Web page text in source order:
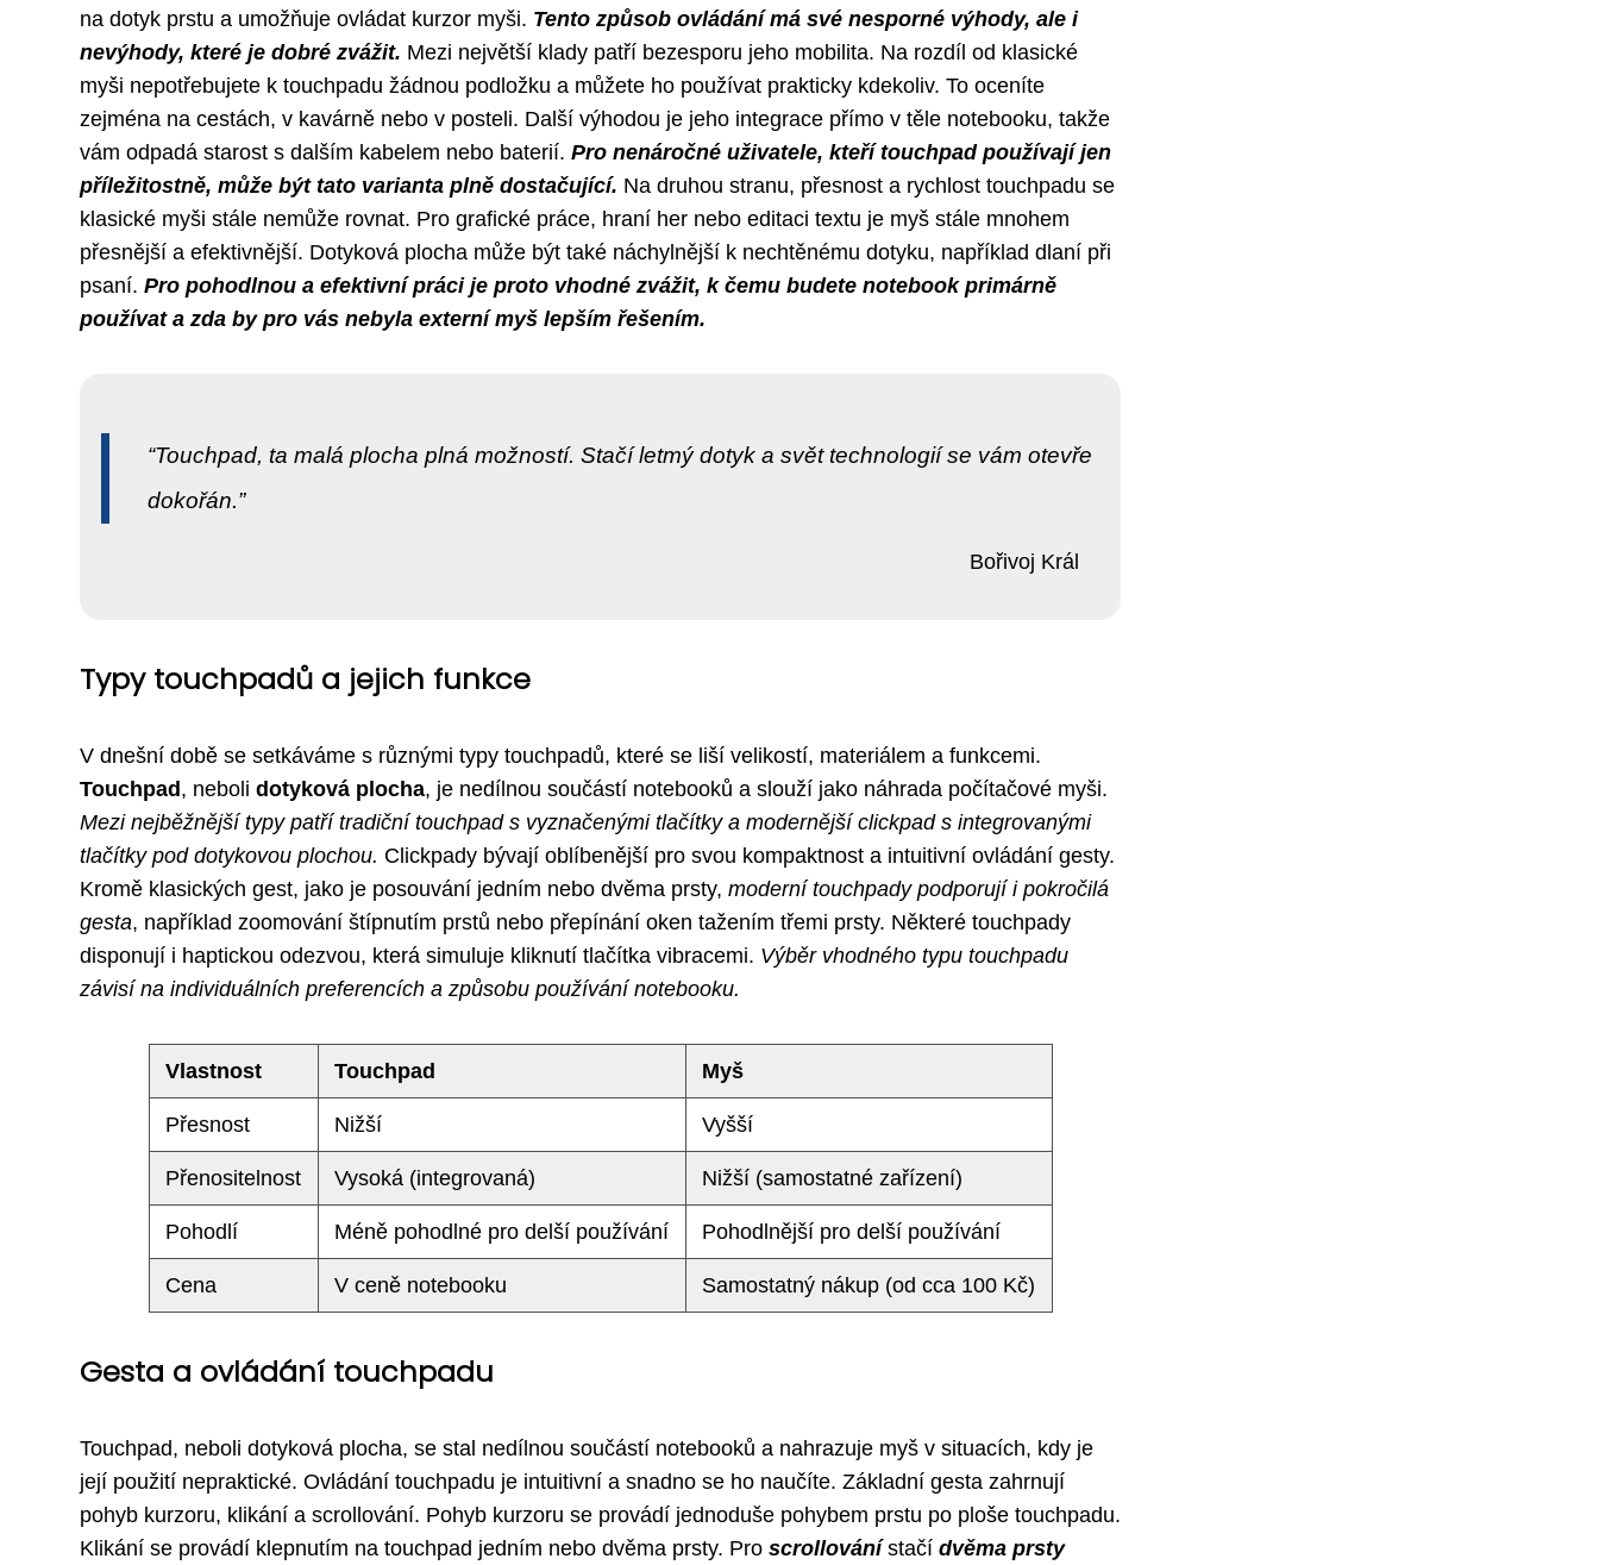
na dotyk prstu a umožňuje ovládat kurzor myši. Tento způsob ovládání má své nesporné výhody, ale i
nevýhody, které je dobré zvážit. Mezi největší klady patří bezesporu jeho mobilita. Na rozdíl od klasické
myši nepotřebujete k touchpadu žádnou podložku a můžete ho používat prakticky kdekoliv. To oceníte
zejména na cestách, v kavárně nebo v posteli. Další výhodou je jeho integrace přímo v těle notebooku, takže
vám odpadá starost s dalším kabelem nebo baterií. Pro nenáročné uživatele, kteří touchpad používají jen
příležitostně, může být tato varianta plně dostačující. Na druhou stranu, přesnost a rychlost touchpadu se
klasické myši stále nemůže rovnat. Pro grafické práce, hraní her nebo editaci textu je myš stále mnohem
přesnější a efektivnější. Dotyková plocha může být také náchylnější k nechtěnému dotyku, například dlaní při
psaní. Pro pohodlnou a efektivní práci je proto vhodné zvážit, k čemu budete notebook primárně
používat a zda by pro vás nebyla externí myš lepším řešením.
Touchpad, ta malá plocha plná možností. Stačí letmý dotyk a svět technologií se vám otevře
dokořán.
Bořivoj Král
Typy touchpadů a jejich funkce
V dnešní době se setkáváme s různými typy touchpadů, které se liší velikostí, materiálem a funkcemi.
Touchpad, neboli dotyková plocha, je nedílnou součástí notebooků a slouží jako náhrada počítačové myši.
Mezi nejběžnější typy patří tradiční touchpad s vyznačenými tlačítky a modernější clickpad s integrovanými
tlačítky pod dotykovou plochou. Clickpady bývají oblíbenější pro svou kompaktnost a intuitivní ovládání gesty.
Kromě klasických gest, jako je posouvání jedním nebo dvěma prsty, moderní touchpady podporují i pokročilá
gesta, například zoomování štípnutím prstů nebo přepínání oken tažením třemi prsty. Některé touchpady
disponují i haptickou odezvou, která simuluje kliknutí tlačítka vibracemi. Výběr vhodného typu touchpadu
závisí na individuálních preferencích a způsobu používání notebooku.
Vlastnost Touchpad Myš
Přesnost Nižší Vyšší
Přenositelnost Vysoká (integrovaná) Nižší (samostatné zařízení)
Pohodlí Méně pohodlné pro delší používání Pohodlnější pro delší používání
Cena V ceně notebooku Samostatný nákup (od cca 100 Kč)
Gesta a ovládání touchpadu
Touchpad, neboli dotyková plocha, se stal nedílnou součástí notebooků a nahrazuje myš v situacích, kdy je
její použití nepraktické. Ovládání touchpadu je intuitivní a snadno se ho naučíte. Základní gesta zahrnují
pohyb kurzoru, klikání a scrollování. Pohyb kurzoru se provádí jednoduše pohybem prstu po ploše touchpadu.
Klikání se provádí klepnutím na touchpad jedním nebo dvěma prsty. Pro scrollovánístačí dvěma prsty